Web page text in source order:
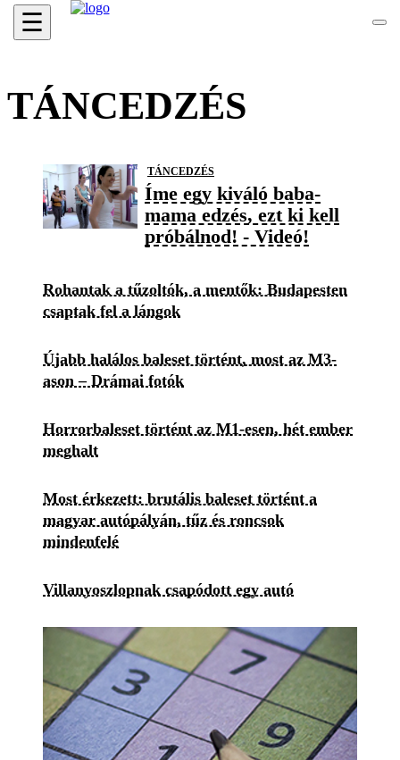
☰
TÁNCEDZÉS
TÁNCEDZÉS
Íme egy kiváló baba-
mama edzés, ezt ki kell
próbálnod! - Videó!
Rohantak a tűzoltók, a mentők: Budapesten
csaptak fel a lángok
Újabb halálos baleset történt, most az M3-
ason – Drámai fotók
Horrorbaleset történt az M1-esen, hét ember
meghalt
Most érkezett: brutális baleset történt a
magyar autópályán, tűz és roncsok
mindenfelé
Villanyoszlopnak csapódott egy autó